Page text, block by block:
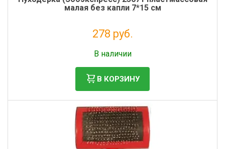
малая без капли 7*15 см
278 руб.
В наличии
В КОРЗИНУ